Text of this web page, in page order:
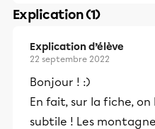
Explication (1)
Explication d’élève
22 septembre 2022
Bonjour ! :)
En fait, sur la fiche,
subtile ! Les